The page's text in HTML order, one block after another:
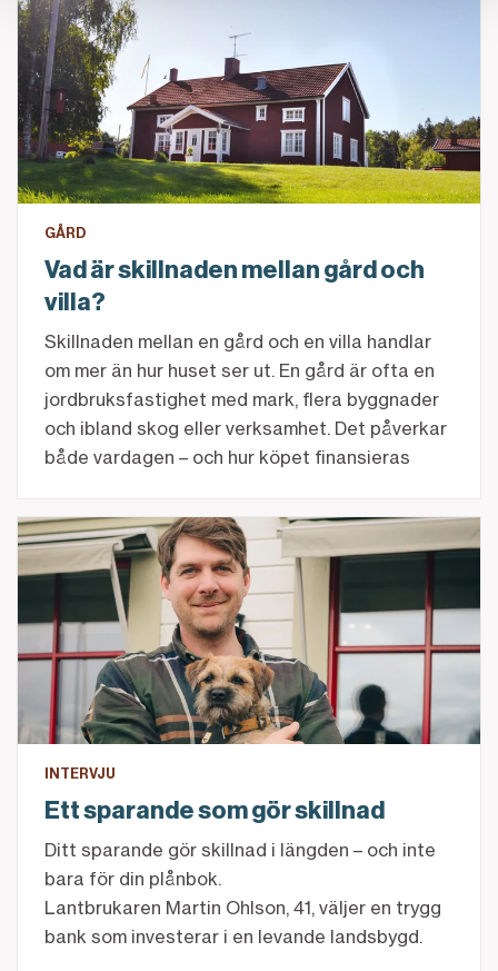
GÅRD
Vad är skillnaden mellan gård och
villa?
Skillnaden mellan en gård och en villa handlar
om mer än hur huset ser ut. En gård är ofta en
jordbruksfastighet med mark, flera byggnader
och ibland skog eller verksamhet. Det påverkar
både vardagen – och hur köpet finansieras
Ett sparande som gör skillnad
INTERVJU
Ett sparande som gör skillnad
Ditt sparande gör skillnad i längden – och inte
bara för din plånbok.
Lantbrukaren Martin Ohlson, 41, väljer en trygg
bank som investerar i en levande landsbygd.